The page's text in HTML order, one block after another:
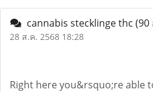
cannabis stecklinge thc (90
28 ส.ค. 2568 18:28
Right here you&rsquo;re able